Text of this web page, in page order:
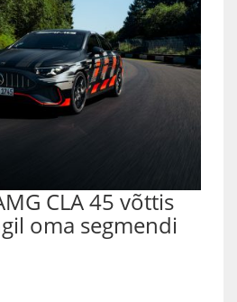
CLA 45 võttis
oma segmendi